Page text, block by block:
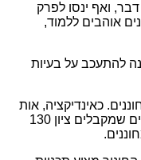
דבר, ואף ינסו לפרק
אוהבים ללמוד,
להתעכב על בעיות
כאינדיקציה, אות
למחוננות נקבע לפי רמת איי קיו – תלמידים שמקבלים ציון 130